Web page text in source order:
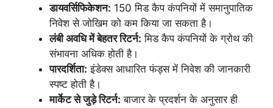
डायवर्सिफिकेशन: 150 मिड कैप कंपनियों में समानुपातिक
निवेश से जोखिम को कम किया जा सकता है।
लंबी अवधि में बेहतर रिटर्न: मिड कैप कंपनियों के ग्रोथ की
संभावना अधिक होती है।
पारदर्शिता: इंडेक्स आधारित फंड्स में निवेश की जानकारी
स्पष्ट होती है।
मार्केट से जुड़े रिटर्न: बाजार के प्रदर्शन के अनुसार ही